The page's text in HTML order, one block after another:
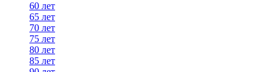
60 лет
65 лет
70 лет
75 лет
80 лет
85 лет